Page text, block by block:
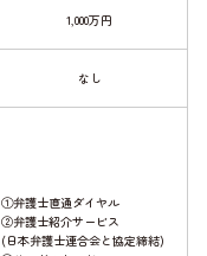
1,000万円
なし
①弁護士直通ダイヤル
②弁護士紹介サービス
(日本弁護士連合会と協定締結)